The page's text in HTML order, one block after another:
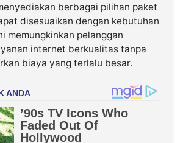
berbagai pilihan paket
disesuaikan dengan kebutuhan
memungkinkan pelanggan
internet berkualitas tanpa
biaya yang terlalu besar.